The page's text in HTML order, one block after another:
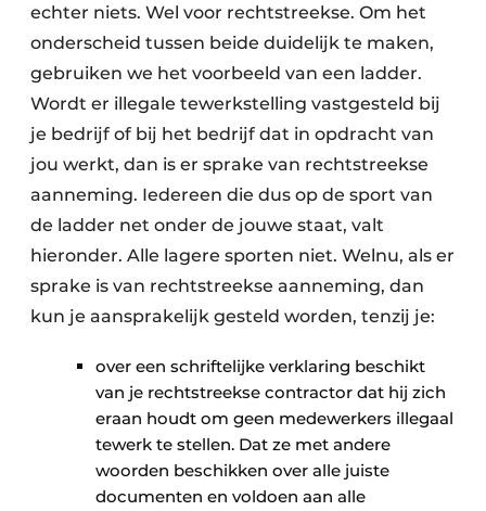
echter niets. Wel voor rechtstreekse. Om het
onderscheid tussen beide duidelijk te maken,
gebruiken we het voorbeeld van een ladder.
Wordt er illegale tewerkstelling vastgesteld bij
je bedrijf of bij het bedrijf dat in opdracht van
jou werkt, dan is er sprake van rechtstreekse
aanneming. Iedereen die dus op de sport van
de ladder net onder de jouwe staat, valt
hieronder. Alle lagere sporten niet. Welnu, als er
sprake is van rechtstreekse aanneming, dan
kun je aansprakelijk gesteld worden, tenzij je:
over een schriftelijke verklaring beschikt
van je rechtstreekse contractor dat hij zich
eraan houdt om geen medewerkers illegaal
tewerk te stellen. Dat ze met andere
woorden beschikken over alle juiste
documenten en voldoen aan alle